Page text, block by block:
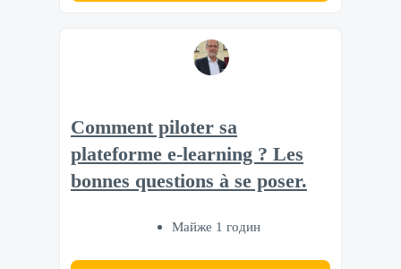
Comment piloter sa
plateforme e-learning ? Les
bonnes questions à se poser.
Майже 1 годин